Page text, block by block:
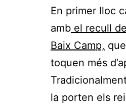
En primer lloc
amb el recull
Baix Camp,
toquen més
la porten els